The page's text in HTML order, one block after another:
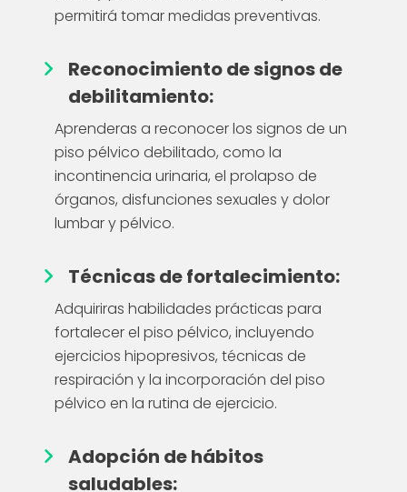
permitirá tomar medidas preventivas.
Reconocimiento de signos de
debilitamiento:
Aprenderas a reconocer los signos de un
piso pélvico debilitado, como la
incontinencia urinaria, el prolapso de
órganos, disfunciones sexuales y dolor
lumbar y pélvico.
Técnicas de fortalecimiento:
Adquiriras habilidades prácticas para
fortalecer el piso pélvico, incluyendo
ejercicios hipopresivos, técnicas de
respiración y la incorporación del piso
pélvico en la rutina de ejercicio.
Adopción de hábitos
saludables: